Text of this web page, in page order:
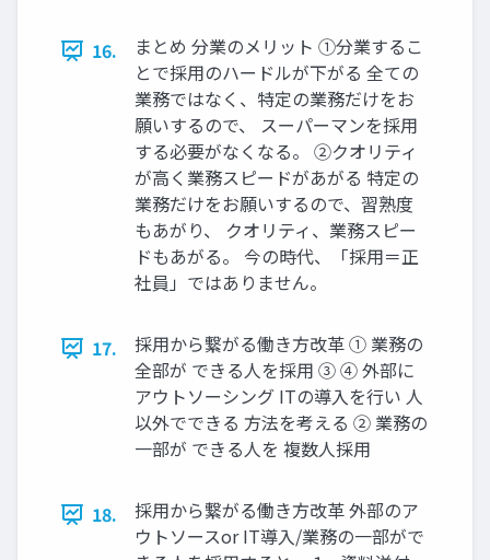
16.
まとめ 分業のメリット ①分業するこ
とで採⽤のハードルが下がる 全ての
業務ではなく、特定の業務だけをお
願いするので、 スーパーマンを採⽤
する必要がなくなる。 ②クオリティ
が⾼く業務スピードがあがる 特定の
業務だけをお願いするので、習熟度
もあがり、 クオリティ、業務スピー
ドもあがる。 今の時代、「採⽤＝正
社員」ではありません。
17.
採⽤から繋がる働き⽅改⾰ ① 業務の
全部が できる⼈を採⽤ ③ ④ 外部に
アウトソーシング ITの導⼊を⾏い ⼈
以外でできる ⽅法を考える ② 業務の
⼀部が できる⼈を 複数⼈採⽤
18.
採⽤から繋がる働き⽅改⾰ 外部のア
ウトソースor IT導⼊/業務の⼀部がで